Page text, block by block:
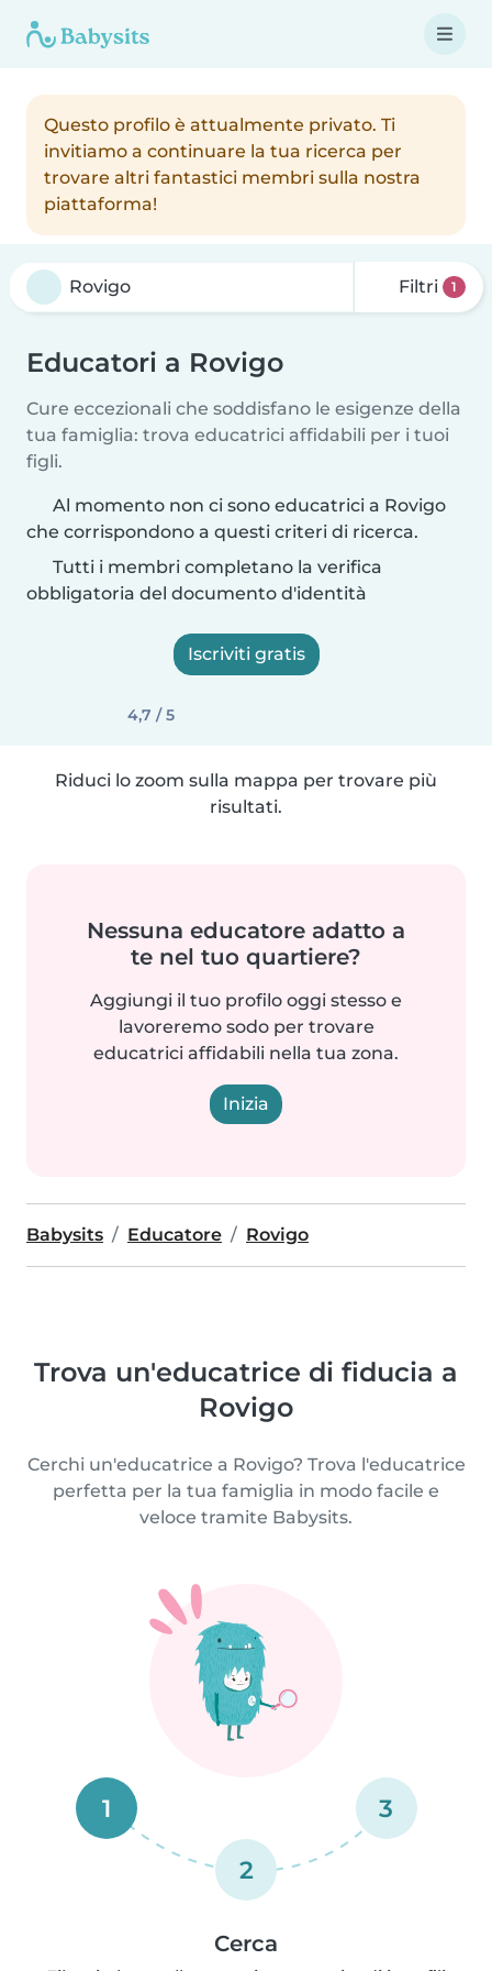
Questo profilo è attualmente privato. Ti
invitiamo a continuare la tua ricerca per
trovare altri fantastici membri sulla nostra
piattaforma!
Filtri 1
Educatori a Rovigo
Cure eccezionali che soddisfano le esigenze della
tua famiglia: trova educatrici affidabili per i tuoi
figli.
Al momento non ci sono educatrici a Rovigo
che corrispondono a questi criteri di ricerca.
Tutti i membri completano la verifica
obbligatoria del documento d'identità
Iscriviti gratis
4,7 / 5
Riduci lo zoom sulla mappa per trovare più
risultati.
Nessuna educatore adatto a
te nel tuo quartiere?
Aggiungi il tuo profilo oggi stesso e
lavoreremo sodo per trovare
educatrici affidabili nella tua zona.
Inizia
Babysits Educatore Rovigo
Trova un'educatrice di fiducia a
Rovigo
Cerchi un'educatrice a Rovigo? Trova l'educatrice
perfetta per la tua famiglia in modo facile e
veloce tramite Babysits.
1
2
3
Cerca